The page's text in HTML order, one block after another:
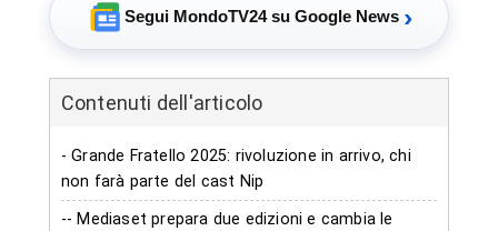
Segui MondoTV24 su Google News ›
Contenuti dell'articolo
- Grande Fratello 2025: rivoluzione in arrivo, chi
non farà parte del cast Nip
-- Mediaset prepara due edizioni e cambia le